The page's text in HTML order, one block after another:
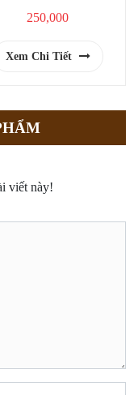
250,000
Xem Chi Tiết
viết này!